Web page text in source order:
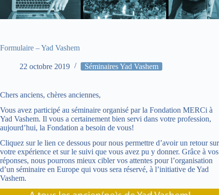
Formulaire – Yad Vashem
22 octobre 2019 Séminaires Yad Vashem
Chers anciens, chères anciennes,
Vous avez participé au séminaire organisé par la Fondation MERCi à
Yad Vashem. Il vous a certainement bien servi dans votre profession,
aujourd’hui, la Fondation a besoin de vous!
Cliquez sur le lien ce dessous pour nous permettre d’avoir un retour sur
votre expérience et sur le suivi que vous avez pu y donner. Grâce à vos
réponses, nous pourrons mieux cibler vos attentes pour l’organisation
d’un séminaire en Europe qui vous sera réservé, à l’initiative de Yad
Vashem.